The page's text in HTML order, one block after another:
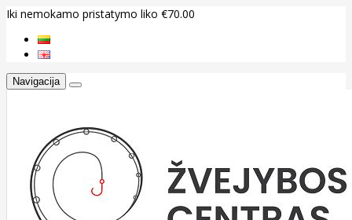
Iki nemokamo pristatymo liko €70.00
Navigacija